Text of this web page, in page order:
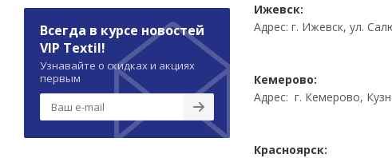
Ижевск:
Адрес: г. Ижевск, ул.
Кемерово:
Адрес: г. Кемерово,
Красноярск:
Всегда в курсе новостей
VIP Textil!
Узнавайте о скидках и акциях
первым